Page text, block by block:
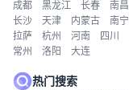
成都
黑龙江 长春 南昌
长沙
天津 内蒙古 南宁
拉萨
杭州 河南 四川
常州
洛阳 大连
热门搜索